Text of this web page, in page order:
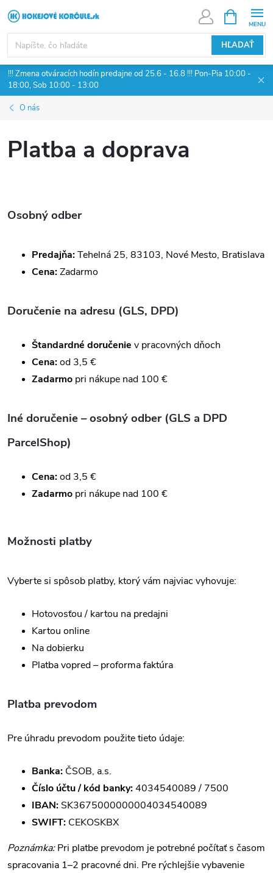
Prejsť
na
obsah
HĽADAŤ
KOŠÍK
!!! Zmena otváracích hodín predajne od 25.6 - 16.8 !!! Pon-Pia 10:00 -
18:00, Sob 10:00 - 13:00
O nás
Platba a doprava
Osobný odber
Predajňa:Tehelná 25, 83103, Nové Mesto, Bratislava
Cena:Zadarmo
Doručenie na adresu (GLS, DPD)
Štandardné doručenie v pracovných dňoch
Cena:od 3,5 €
Zadarmo pri nákupe nad 100 €
Iné doručenie – osobný odber (GLS a DPD
ParcelShop)
Cena:od 3,5 €
Zadarmo pri nákupe nad 100 €
Možnosti platby
Vyberte si spôsob platby, ktorý vám najviac vyhovuje:
Hotovosťou / kartou na predajni
Kartou online
Na dobierku
Platba vopred – proforma faktúra
Platba prevodom
Pre úhradu prevodom použite tieto údaje:
Banka: ČSOB, a.s.
Číslo účtu / kód banky:4034540089 / 7500
IBAN: SK3675000000004034540089
SWIFT: CEKOSKBX
Poznámka:Pri platbe prevodom je potrebné počítať s časom
spracovania 1–2 pracovné dni. Pre rýchlejšie vybavenie